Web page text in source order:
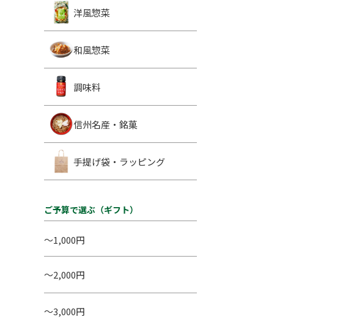
洋風惣菜
和風惣菜
調味料
信州名産・銘菓
手提げ袋・ラッピング
ご予算で選ぶ（ギフト）
～1,000円
～2,000円
～3,000円